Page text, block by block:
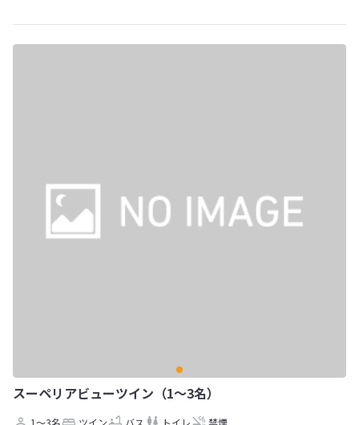
スーペリアビューツイン（1～3名）
1～3名 ツイン バス トイレ 禁煙